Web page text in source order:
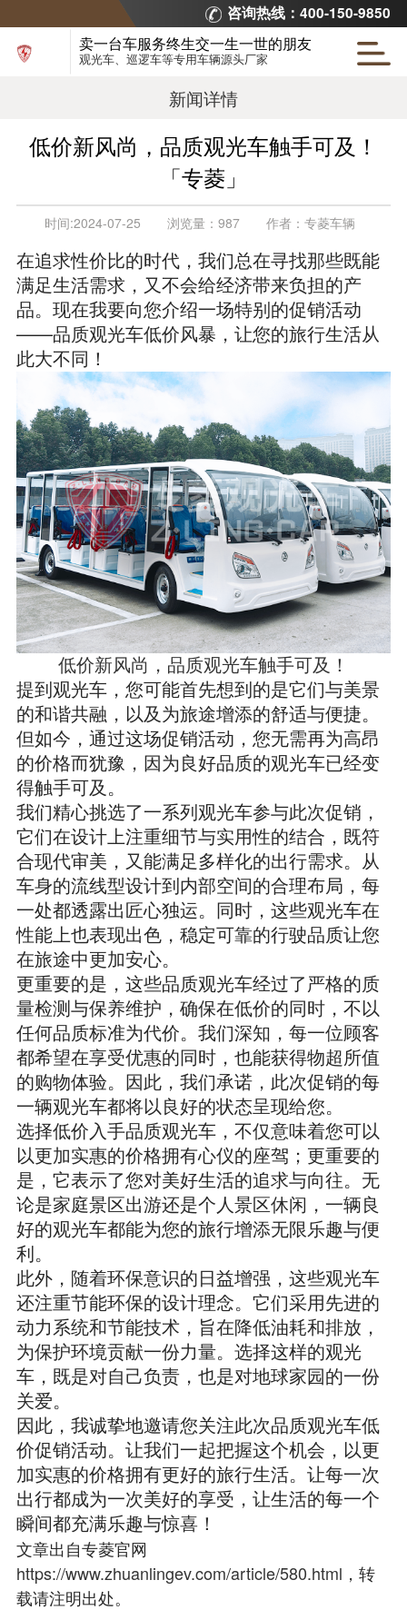
咨询热线：400-150-9850
卖一台车服务终生交一生一世的朋友
观光车、巡逻车等专用车辆源头厂家
新闻详情
低价新风尚，品质观光车触手可及！
「专菱」
时间:2024-07-25 浏览量： 987 作者： 专菱车辆
在追求性价比的时代，我们总在寻找那些既能
满足生活需求，又不会给经济带来负担的产
品。现在我要向您介绍一场特别的促销活动
——品质观光车低价风暴，让您的旅行生活从
此大不同！
低价新风尚，品质观光车触手可及！
提到观光车，您可能首先想到的是它们与美景
的和谐共融，以及为旅途增添的舒适与便捷。
但如今，通过这场促销活动，您无需再为高昂
的价格而犹豫，因为良好品质的观光车已经变
得触手可及。
我们精心挑选了一系列观光车参与此次促销，
它们在设计上注重细节与实用性的结合，既符
合现代审美，又能满足多样化的出行需求。从
车身的流线型设计到内部空间的合理布局，每
一处都透露出匠心独运。同时，这些观光车在
性能上也表现出色，稳定可靠的行驶品质让您
在旅途中更加安心。
更重要的是，这些品质观光车经过了严格的质
量检测与保养维护，确保在低价的同时，不以
任何品质标准为代价。我们深知，每一位顾客
都希望在享受优惠的同时，也能获得物超所值
的购物体验。因此，我们承诺，此次促销的每
一辆观光车都将以良好的状态呈现给您。
选择低价入手品质观光车，不仅意味着您可以
以更加实惠的价格拥有心仪的座驾；更重要的
是，它表示了您对美好生活的追求与向往。无
论是家庭景区出游还是个人景区休闲，一辆良
好的观光车都能为您的旅行增添无限乐趣与便
利。
此外，随着环保意识的日益增强，这些观光车
还注重节能环保的设计理念。它们采用先进的
动力系统和节能技术，旨在降低油耗和排放，
为保护环境贡献一份力量。选择这样的观光
车，既是对自己负责，也是对地球家园的一份
关爱。
因此，我诚挚地邀请您关注此次品质观光车低
价促销活动。让我们一起把握这个机会，以更
加实惠的价格拥有更好的旅行生活。让每一次
出行都成为一次美好的享受，让生活的每一个
瞬间都充满乐趣与惊喜！
文章出自专菱官网
https://www.zhuanlingev.com/article/580.html ，转
载请注明出处。